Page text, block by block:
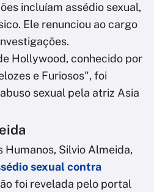
incluíam assédio sexual,
Ele renunciou ao cargo
Hollywood, conhecido por
e Furiosos", foi
sexual pela atriz Asia
Humanos, Silvio Almeida,
sexual contra
foi revelada pelo portal